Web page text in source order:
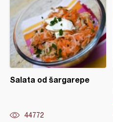
Salata od šargarepe
44772